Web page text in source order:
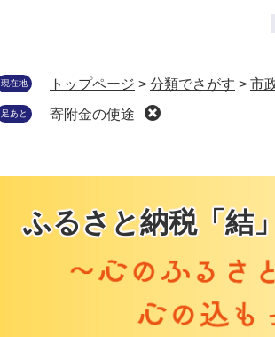
現在地 トップページ > 分類でさがす > 市
足あと 寄附金の使途
ふるさと納税「結」